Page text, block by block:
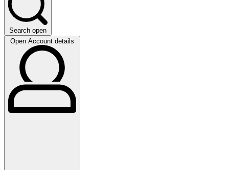
Search open
Open Account details